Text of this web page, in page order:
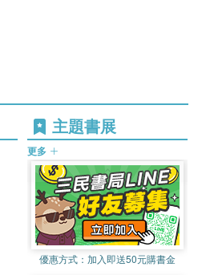
主題書展
更多
優惠方式： 加入即送50元購書金